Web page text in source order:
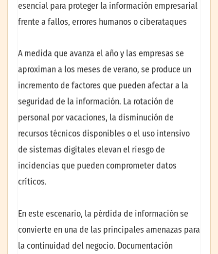
esencial para proteger la información empresarial
frente a fallos, errores humanos o ciberataques
A medida que avanza el año y las empresas se
aproximan a los meses de verano, se produce un
incremento de factores que pueden afectar a la
seguridad de la información. La rotación de
personal por vacaciones, la disminución de
recursos técnicos disponibles o el uso intensivo
de sistemas digitales elevan el riesgo de
incidencias que pueden comprometer datos
críticos.
En este escenario, la pérdida de información se
convierte en una de las principales amenazas para
la continuidad del negocio. Documentación